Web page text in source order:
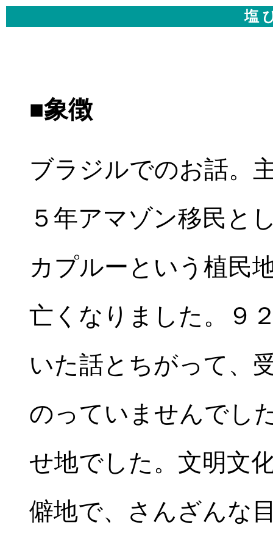
塩
■象徴
ブラジルでのお話。
５年アマゾン移民と
カプルーという植民
亡くなりました。９
いた話とちがって、
のっていませんでし
せ地でした。文明文
僻地で、さんざんな